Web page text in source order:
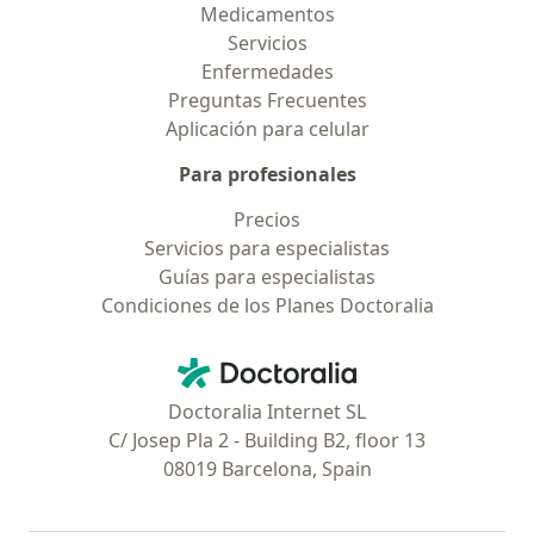
Medicamentos
Servicios
Enfermedades
Preguntas Frecuentes
Aplicación para celular
Para profesionales
Precios
Servicios para especialistas
Guías para especialistas
Condiciones de los Planes Doctoralia
Doctoralia - Página de inicio
Doctoralia Internet SL
C/ Josep Pla 2 - Building B2, floor 13
08019 Barcelona, Spain